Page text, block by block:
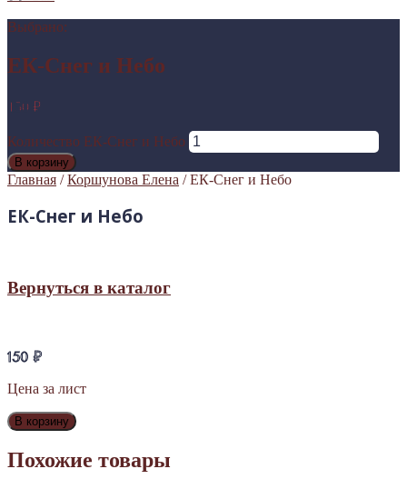
Выбрано:
ЕК-Снег и Небо
150 ₽
Количество ЕК-Снег и Небо
В корзину
Главная /Коршунова Елена / ЕК-Снег и Небо
ЕК-Снег и Небо
Вернуться в каталог
150₽
Цена за лист
В корзину
Похожие товары